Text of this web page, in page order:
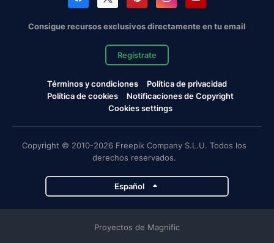
Consigue recursos exclusivos directamente en tu email
Regístrate
Términos y condiciones
Política de privacidad
Política de cookies
Notificaciones de Copyright
Cookies settings
Copyright © 2010-2026 Freepik Company S.L.U. Todos los
derechos reservados.
Español
Proyectos de Magnific